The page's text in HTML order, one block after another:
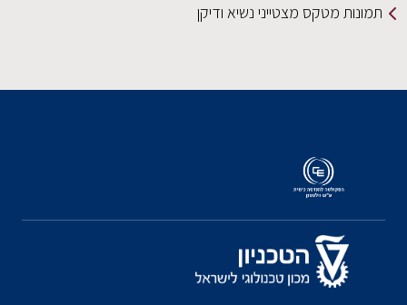
תמונות מטקס מצטייני נשיא ודיקן